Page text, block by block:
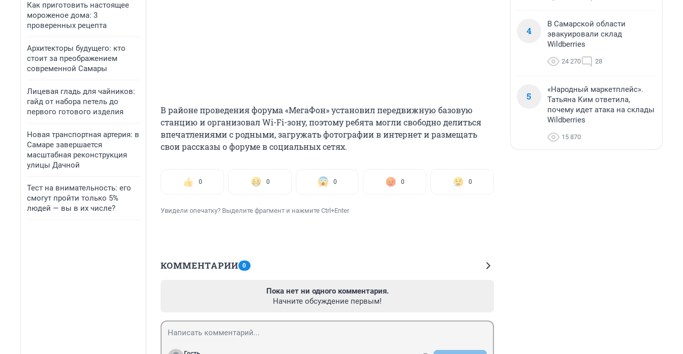
Как приготовить настоящее
мороженое дома: 3
проверенных рецепта
Архитекторы будущего: кто
стоит за преображением
современной Самары
Лицевая гладь для чайников:
гайд от набора петель до
первого готового изделия
Новая транспортная артерия: в
Самаре завершается
масштабная реконструкция
улицы Дачной
Тест на внимательность: его
смогут пройти только 5%
людей — вы в их числе?
В районе проведения форума «МегаФон» установил передвижную базовую
станцию и организовал Wi-Fi-зону, поэтому ребята могли свободно делиться
впечатлениями с родными, загружать фотографии в интернет и размещать
свои рассказы о форуме в социальных сетях.
0 0 0 0 0
Увидели опечатку? Выделите фрагмент и нажмите Ctrl+Enter
КОММЕНТАРИИ 0
Пока нет ни одного комментария.
Начните обсуждение первым!
4
В Самарской области
эвакуировали склад
Wildberries
24 270 28
5
«Народный маркетплейс».
Татьяна Ким ответила,
почему идет атака на склады
Wildberries
15 870